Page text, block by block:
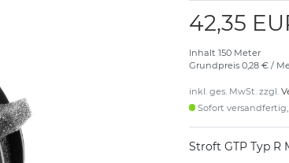
42,35
Inhalt 150 Meter
Grundpreis 0,28 € /
inkl. ges. MwSt. zzgl.
Sofort
Stroft GTP Typ R